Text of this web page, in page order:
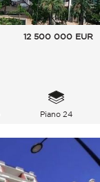
12 500 000 EUR
Piano 24